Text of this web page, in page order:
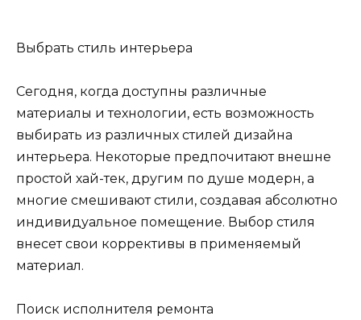
Выбрать стиль интерьера
Сегодня, когда доступны различные
материалы и технологии, есть возможность
выбирать из различных стилей дизайна
интерьера. Некоторые предпочитают внешне
простой хай-тек, другим по душе модерн, а
многие смешивают стили, создавая абсолютно
индивидуальное помещение. Выбор стиля
внесет свои коррективы в применяемый
материал.
Поиск исполнителя ремонта